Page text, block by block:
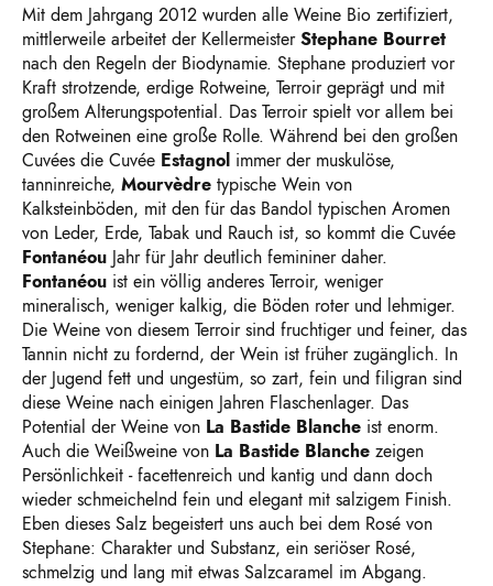
Mit dem Jahrgang 2012 wurden alle Weine Bio zertifiziert,
mittlerweile arbeitet der KellermeisterStephane Bourret
nach den Regeln der Biodynamie. Stephane produziert vor
Kraft strotzende, erdige Rotweine, Terroir geprägt und mit
großem Alterungspotential. Das Terroir spielt vor allem bei
den Rotweinen eine große Rolle. Während bei den großen
Cuvées die Cuvée Estagnol immer der muskulöse,
tanninreiche, Mourvèdre typische Wein von
Kalksteinböden, mit den für das Bandol typischen Aromen
von Leder, Erde, Tabak und Rauch ist, so kommt die Cuvée
Fontanéou Jahr für Jahr deutlich femininer daher.
Fontanéou ist ein völlig anderes Terroir, weniger
mineralisch, weniger kalkig, die Böden roter und lehmiger.
Die Weine von diesem Terroir sind fruchtiger und feiner, das
Tannin nicht zu fordernd, der Wein ist früher zugänglich. In
der Jugend fett und ungestüm, so zart, fein und filigran sind
diese Weine nach einigen Jahren Flaschenlager. Das
Potential der Weine von La Bastide Blanche ist enorm.
Auch die Weißweine von La Bastide Blanche zeigen
Persönlichkeit - facettenreich und kantig und dann doch
wieder schmeichelnd fein und elegant mit salzigem Finish.
Eben dieses Salz begeistert uns auch bei dem Rosé von
Stephane: Charakter und Substanz, ein seriöser Rosé,
schmelzig und lang mit etwas Salzcaramel im Abgang.